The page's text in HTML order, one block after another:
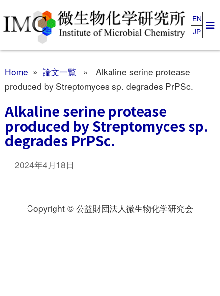
EN
JP
Home » 論文一覧 » Alkaline serine protease
produced by Streptomyces sp. degrades PrPSc.
Alkaline serine protease
produced by Streptomyces sp.
degrades PrPSc.
2024年4月18日
Copyright © 公益財団法人微生物化学研究会